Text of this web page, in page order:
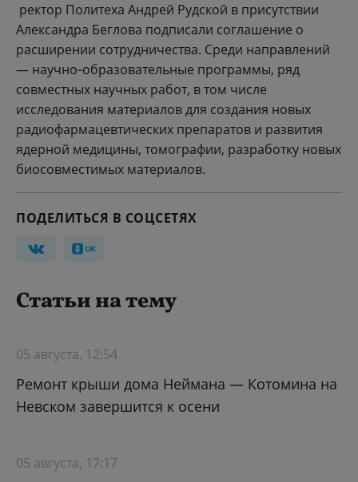
ректор Политеха Андрей Рудской в присутствии
Александра Беглова подписали соглашение о
расширении сотрудничества. Среди направлений
— научно‑образовательные программы, ряд
совместных научных работ, в том числе
исследования материалов для создания новых
радиофармацевтических препаратов и развития
ядерной медицины, томографии, разработку новых
биосовместимых материалов.
ПОДЕЛИТЬСЯ В СОЦСЕТЯХ
Статьи на тему
05 августа, 12:54
Ремонт крыши дома Неймана — Котомина на
Невском завершится к осени
05 августа, 17:17